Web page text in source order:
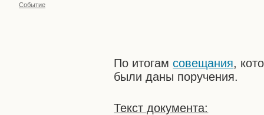
Событие
По итогамсовещания,
были даны поручения.
Текст документа: